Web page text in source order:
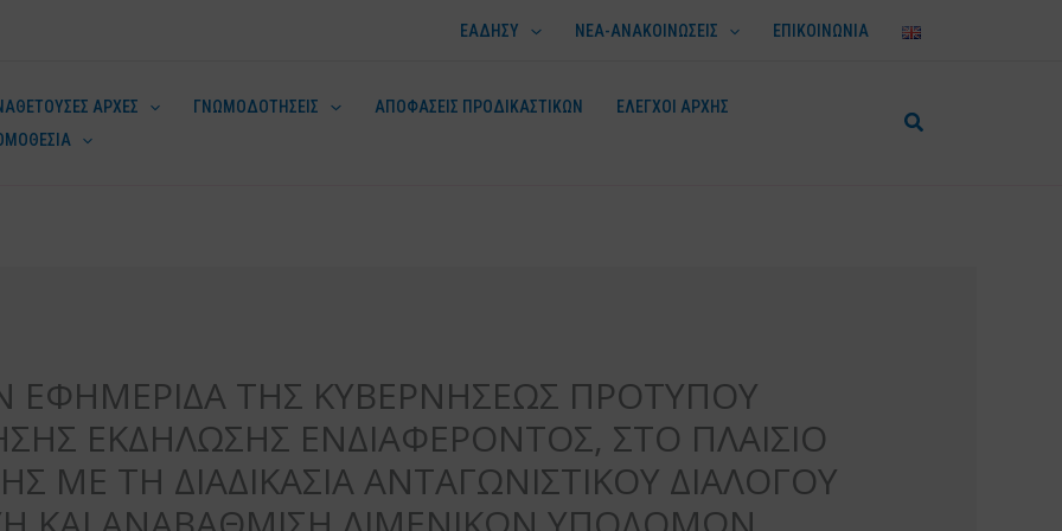
ΕΑΔΗΣΥ ΝΕΑ-ΑΝΑΚΟΙΝΩΣΕΙΣ ΕΠΙΚΟΙΝΩΝΙΑ
ΑΡΧΕΣ ΓΝΩΜΟΔΟΤΗΣΕΙΣ ΑΠΟΦΑΣΕΙΣ ΠΡΟΔΙΚΑΣΤΙΚΩΝ
ΕΛΕΓΧΟΙ ΑΡΧΗΣ
ΕΦΗΜΕΡΙΔΑ ΤΗΣ ΚΥΒΕΡΝΗΣΕΩΣ ΠΡΟΤΥΠΟΥ
ΕΚΔΗΛΩΣΗΣ ΕΝΔΙΑΦΕΡΟΝΤΟΣ, ΣΤΟ ΠΛΑΙΣΙΟ
ΜΕ ΤΗ ΔΙΑΔΙΚΑΣΙΑ ΑΝΤΑΓΩΝΙΣΤΙΚΟΥ ΔΙΑΛΟΓΟΥ